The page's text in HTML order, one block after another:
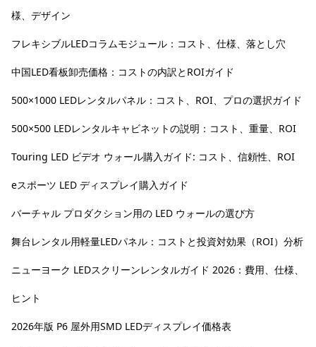
様、デザイン
フレキシブルLEDコラムモジュール：コスト、仕様、落とし穴
中国LED看板卸売価格：コストの内訳とROIガイド
500×1000 LEDレンタルパネル：コスト、ROI、プロの選択ガイド
500×500 LEDレンタルキャビネットの説明：コスト、重量、ROI
Touring LED ビデオ ウォール購入ガイド: コスト、信頼性、ROI
eスポーツ LED ディスプレイ購入ガイド
バーチャル プロダクション用の LED ウォールの選び方
舞台レンタル用軽量LEDパネル：コストと投資対効果（ROI）分析
ニューヨーク LEDスクリーンレンタルガイド 2026：費用、仕様、
ヒント
2026年版 P6 屋外用SMD LEDディスプレイ価格表